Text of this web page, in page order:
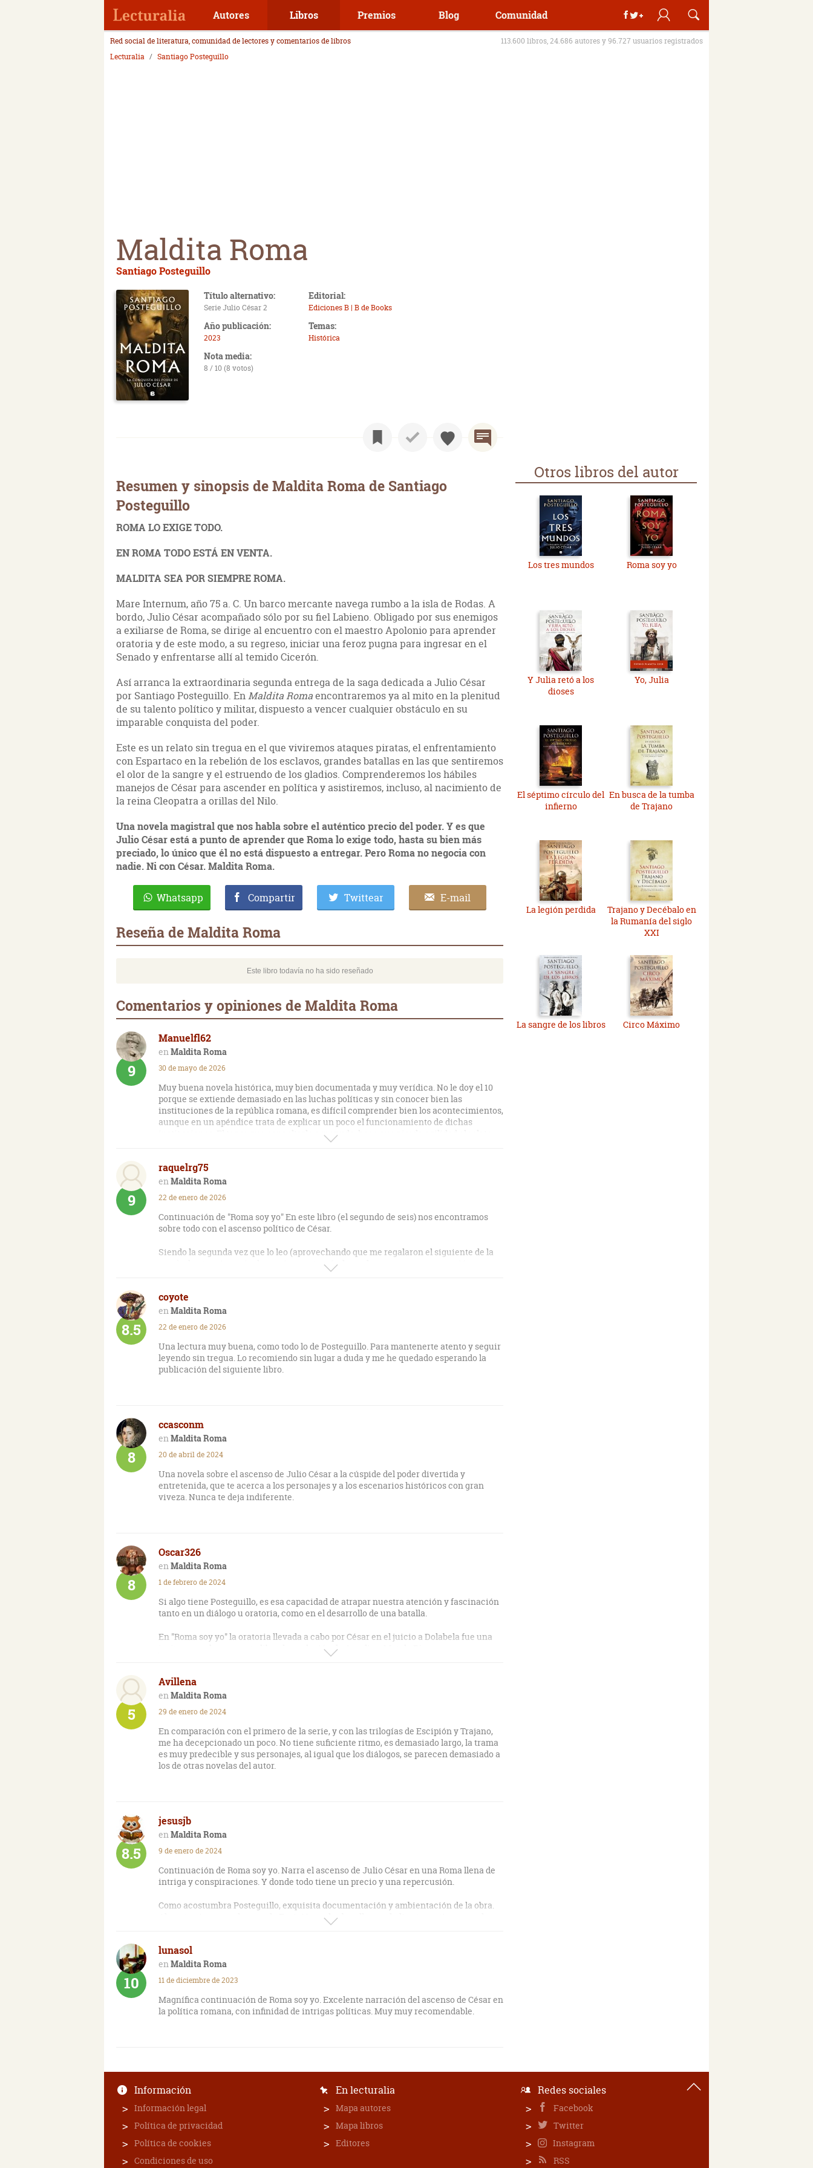
Autores Libros Premios Blog Comunidad
Red social de literatura, comunidad de lectores y comentarios de libros
113.600 libros, 24.686 autores y 96.727 usuarios registrados
Lecturalia
Santiago Posteguillo
Maldita Roma
Santiago Posteguillo
Título alternativo:
Serie Julio César 2
Editorial:
Ediciones B | B de Books
Año publicación:
2023
Temas:
Histórica
Nota media:
8 / 10 (8 votos)
Resumen y sinopsis de Maldita Roma de Santiago
Posteguillo
ROMA LO EXIGE TODO.
EN ROMA TODO ESTÁ EN VENTA.
MALDITA SEA POR SIEMPRE ROMA.
Mare Internum, año 75 a. C. Un barco mercante navega rumbo a la isla de Rodas. A
bordo, Julio César acompañado sólo por su fiel Labieno. Obligado por sus enemigos
a exiliarse de Roma, se dirige al encuentro con el maestro Apolonio para aprender
oratoria y de este modo, a su regreso, iniciar una feroz pugna para ingresar en el
Senado y enfrentarse allí al temido Cicerón.
Así arranca la extraordinaria segunda entrega de la saga dedicada a Julio César
por Santiago Posteguillo. EnMaldita Romaencontraremos ya al mito en la plenitud
de su talento político y militar, dispuesto a vencer cualquier obstáculo en su
imparable conquista del poder.
Este es un relato sin tregua en el que viviremos ataques piratas, el enfrentamiento
con Espartaco en la rebelión de los esclavos, grandes batallas en las que sentiremos
el olor de la sangre y el estruendo de los gladios. Comprenderemos los hábiles
manejos de César para ascender en política y asistiremos, incluso, al nacimiento de
la reina Cleopatra a orillas del Nilo.
Una novela magistral que nos habla sobre el auténtico precio del poder. Y es que
Julio César estáa punto de aprender que Roma lo exige todo, hasta su bien más
preciado, lo único que él no estádispuesto a entregar. Pero Roma no negocia con
nadie.Ni con César. Maldita Roma.
Whatsapp Compartir Twittear E-mail
Reseña de Maldita Roma
Este libro todavía no ha sido reseñado
Comentarios y opiniones de Maldita Roma
Manuelfl62
Maldita Roma
9 30 de mayo de 2026
Muy buena novela histórica, muy bien documentada y muy verídica. No le doy el 10
porque se extiende demasiado en las luchas políticas y sin conocer bien las
instituciones de la república romana, es difícil comprender bien los acontecimientos,
aunque en un apéndice trata de explicar un poco el funcionamiento de dichas
instituciones. El tener que consultarlo a menudo, hace que pierda agilidad el relato.
raquelrg75
Maldita Roma
9 22 de enero de 2026
Continuación de "Roma soy yo" En este libro (el segundo de seis) nos encontramos
sobre todo con el ascenso político de César.
Siendo la segunda vez que lo leo (aprovechando que me regalaron el siguiente de la
saga), el autor sigue sin decepcionar, atrapándome de nuevo con su narración.
coyote
Maldita Roma
8.5 22 de enero de 2026
Una lectura muy buena, como todo lo de Posteguillo. Para mantenerte atento y seguir
leyendo sin tregua. Lo recomiendo sin lugar a duda y me he quedado esperando la
publicación del siguiente libro.
ccasconm
Maldita Roma
8 20 de abril de 2024
Una novela sobre el ascenso de Julio César a la cúspide del poder divertida y
entretenida, que te acerca a los personajes y a los escenarios históricos con gran
viveza. Nunca te deja indiferente.
Oscar326
Maldita Roma
8 1 de febrero de 2024
Si algo tiene Posteguillo, es esa capacidad de atrapar nuestra atención y fascinación
tanto en un diálogo u oratoria, como en el desarrollo de una batalla.
En "Roma soy yo" la oratoria llevada a cabo por César en el juicio a Dolabela fue una
joyita, como lo es en este libro, la apelación de Aurelia a Metelo Pío.
sus libros.
Me encantó nuevamente esta narración sobre quizás, la etapa más atrapante en la
convulsionada vida de Julio César.
Avillena
Maldita Roma
5 29 de enero de 2024
En comparación con el primero de la serie, y con las trilogías de Escipión y Trajano,
me ha decepcionado un poco. No tiene suficiente ritmo, es demasiado largo, la trama
es muy predecible y sus personajes, al igual que los diálogos, se parecen demasiado a
los de otras novelas del autor.
jesusjb
Maldita Roma
8.5 9 de enero de 2024
Continuación de Roma soy yo. Narra el ascenso de Julio César en una Roma llena de
intriga y conspiraciones. Y donde todo tiene un precio y una repercusión.
Como acostumbra Posteguillo, exquisita documentación y ambientación de la obra.
Al contrario que en la saga de Escipión en las batallas no dedica tanta tiempo en la
narración (en el anteriormente citado, hacía que casi estuvieras presente en las
Libro muy recomendado.
lunasol
Maldita Roma
10 11 de diciembre de 2023
Magnífica continuación de Roma soy yo. Excelente narración del ascenso de César en
la política romana, con infinidad de intrigas políticas. Muy muy recomendable.
Otros libros del autor
Los tres mundos Roma soy yo
Y Julia retó a los
dioses
Yo, Julia
El séptimo círculo del
infierno
En busca de la tumba
de Trajano
La legión perdida
Trajano y Decébalo en
la Rumanía del siglo
XXI
La sangre de los libros Circo Máximo
Información
Información legal
Política de privacidad
Política de cookies
Condiciones de uso
En lecturalia
Mapa autores
Mapa libros
Editores
Redes sociales
Facebook
Twitter
Instagram
RSS